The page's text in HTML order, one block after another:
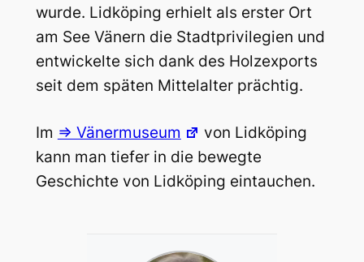
wurde. Lidköping erhielt als erster Ort
am See Vänern die Stadtprivilegien und
entwickelte sich dank des Holzexports
seit dem späten Mittelalter prächtig.
Im => Vänermuseum
von Lidköping
kann man tiefer in die bewegte
Geschichte von Lidköping eintauchen.